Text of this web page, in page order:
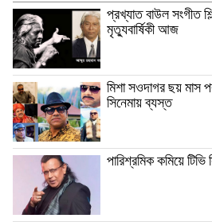
প্রখ্যাত বাউল সংগীত
মৃত্যুবার্ষিকী আজ
মিশা সওদাগর ছয় মাস
সিনেমায় ব্যস্ত
পারিশ্রমিক কমিয়ে টিভি